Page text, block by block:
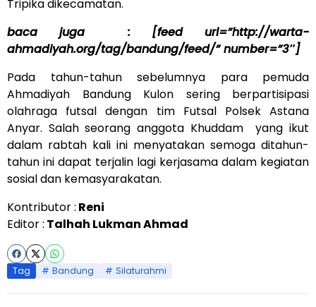
Tripika dikecamatan.
baca juga : [feed url=”http://warta-
ahmadiyah.org/tag/bandung/feed/” number=”3″]
Pada tahun-tahun sebelumnya para pemuda
Ahmadiyah Bandung Kulon sering berpartisipasi
olahraga futsal dengan tim Futsal Polsek Astana
Anyar. Salah seorang anggota Khuddam yang ikut
dalam rabtah kali ini menyatakan semoga ditahun-
tahun ini dapat terjalin lagi kerjasama dalam kegiatan
sosial dan kemasyarakatan.
Kontributor : Reni
Editor : Talhah Lukman Ahmad
Tag Bandung Silaturahmi